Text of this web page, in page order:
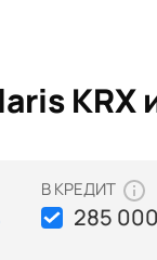
KRX
В КРЕДИТ
285